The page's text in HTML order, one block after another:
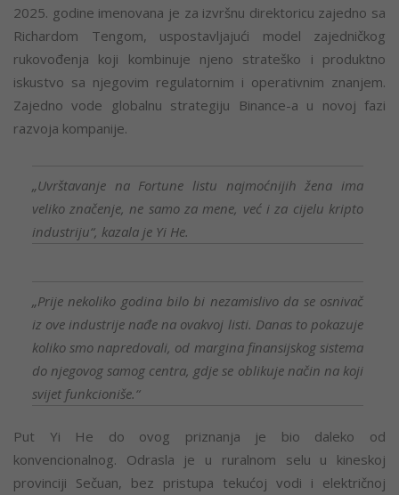
2025. godine imenovana je za izvršnu direktoricu zajedno sa
Richardom Tengom, uspostavljajući model zajedničkog
rukovođenja koji kombinuje njeno strateško i produktno
iskustvo sa njegovim regulatornim i operativnim znanjem.
Zajedno vode globalnu strategiju Binance-a u novoj fazi
razvoja kompanije.
„Uvrštavanje na Fortune listu najmoćnijih žena ima
veliko značenje, ne samo za mene, već i za cijelu kripto
industriju“, kazala je Yi He.
„Prije nekoliko godina bilo bi nezamislivo da se osnivač
iz ove industrije nađe na ovakvoj listi. Danas to pokazuje
koliko smo napredovali, od margina finansijskog sistema
do njegovog samog centra, gdje se oblikuje način na koji
svijet funkcioniše.“
Put Yi He do ovog priznanja je bio daleko od
konvencionalnog. Odrasla je u ruralnom selu u kineskoj
provinciji Sečuan, bez pristupa tekućoj vodi i električnoj